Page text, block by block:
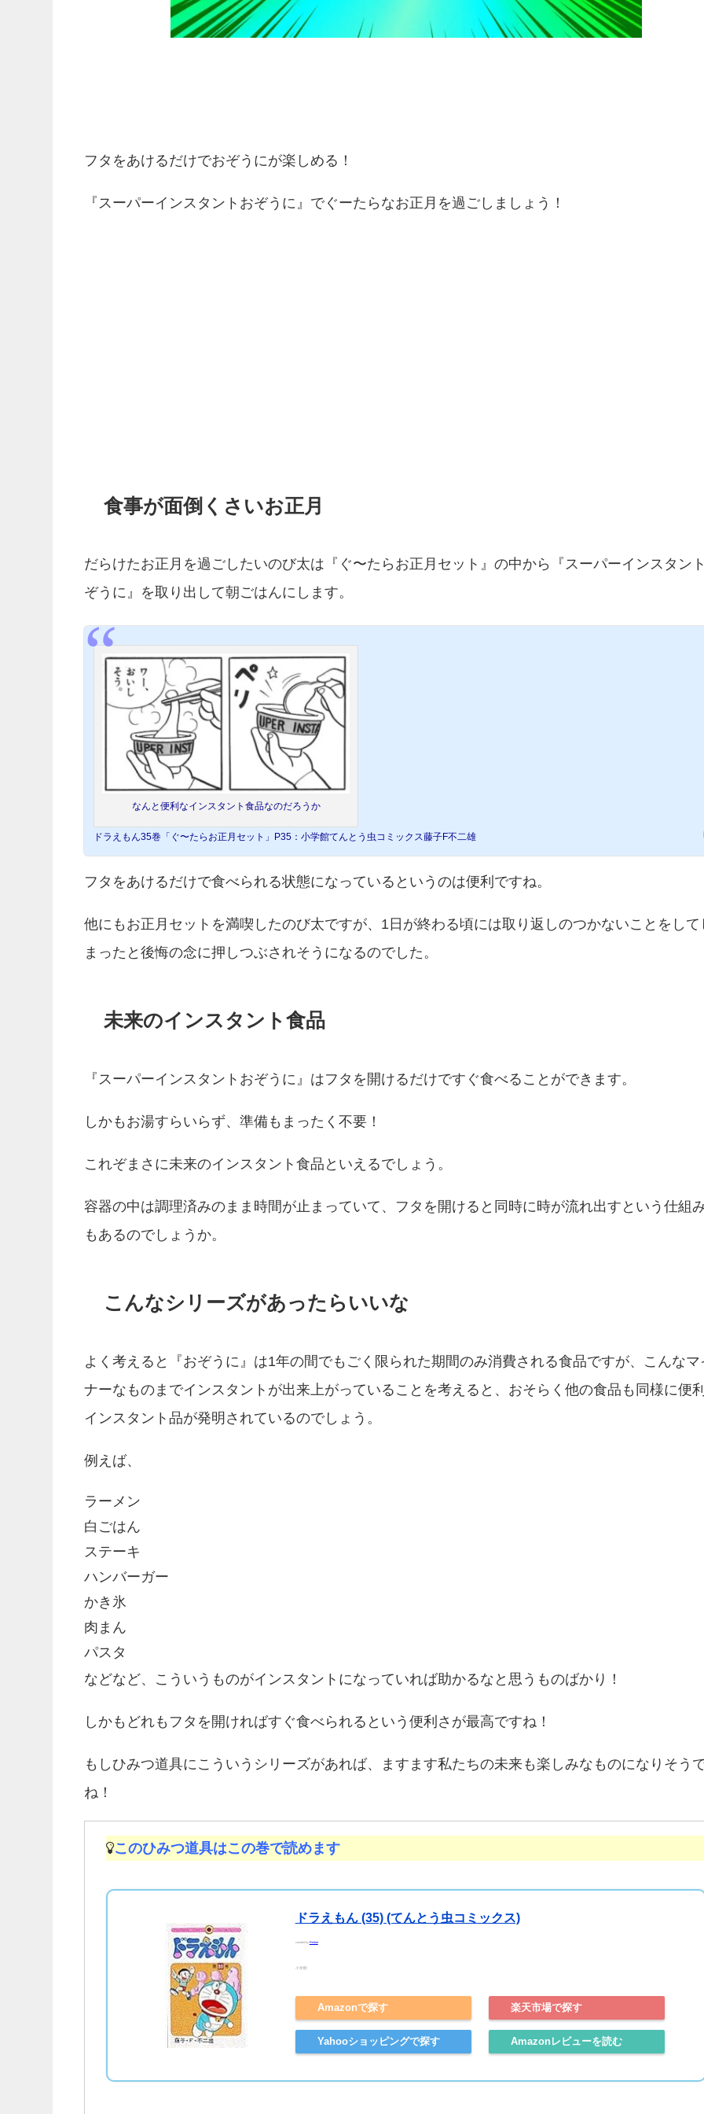
フタをあけるだけでおぞうにが楽しめる！
『スーパーインスタントおぞうに』でぐーたらなお正月を過ごしましょう！
食事が面倒くさいお正月
だらけたお正月を過ごしたいのび太は『ぐ〜たらお正月セット』の中から『スーパーインスタン
ぞうに』を取り出して朝ごはんにします。
なんと便利なインスタント食品なのだろうか
ドラえもん35巻「ぐ〜たらお正月セット」P35：小学館てんとう虫コミックス藤子F不二雄
フタをあけるだけで食べられる状態になっているというのは便利ですね。
他にもお正月セットを満喫したのび太ですが、1日が終わる頃には取り返しのつかないことをして
まったと後悔の念に押しつぶされそうになるのでした。
未来のインスタント食品
『スーパーインスタントおぞうに』はフタを開けるだけですぐ食べることができます。
しかもお湯すらいらず、準備もまったく不要！
これぞまさに未来のインスタント食品といえるでしょう。
容器の中は調理済みのまま時間が止まっていて、フタを開けると同時に時が流れ出すという仕組
もあるのでしょうか。
こんなシリーズがあったらいいな
よく考えると『おぞうに』は1年の間でもごく限られた期間のみ消費される食品ですが、こんなマ
ナーなものまでインスタントが出来上がっていることを考えると、おそらく他の食品も同様に便
インスタント品が発明されているのでしょう。
例えば、
ラーメン
白ごはん
ステーキ
ハンバーガー
かき氷
肉まん
パスタ
などなど、こういうものがインスタントになっていれば助かるなと思うものばかり！
しかもどれもフタを開ければすぐ食べられるという便利さが最高ですね！
もしひみつ道具にこういうシリーズがあれば、ますます私たちの未来も楽しみなものになりそう
ね！
このひみつ道具はこの巻で読めます
ドラえもん (35) (てんとう虫コミックス)
created by Rinker
小学館
Amazonで探す 楽天市場で探す
Yahooショッピングで探す Amazonレビューを読む